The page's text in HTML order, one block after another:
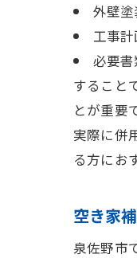
外壁
工事
必要
すること
とが重要
実際に併
る方にお
空き家
泉佐野市